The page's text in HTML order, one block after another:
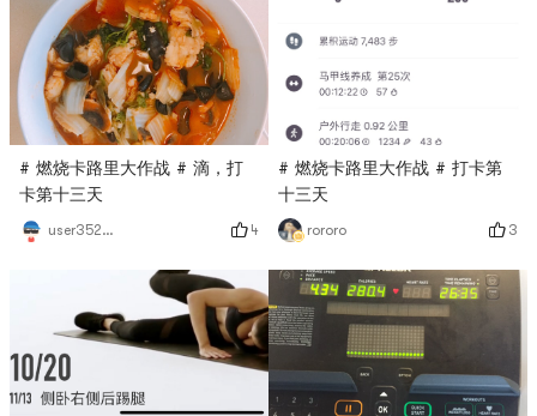
# 燃烧卡路里大作战 # 滴，打
卡第十三天
user3529676744 4
# 燃烧卡路里大作战 # 打卡第
十三天
rororo 3